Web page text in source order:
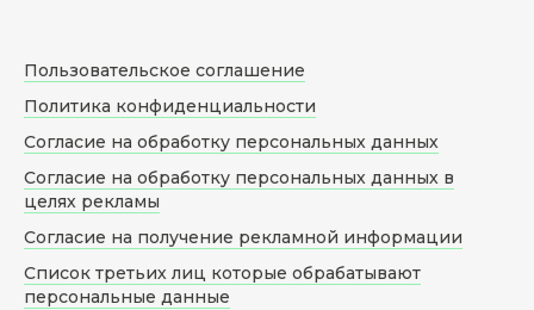
Пользовательское соглашение
Политика конфиденциальности
Согласие на обработку персональных данных
Согласие на обработку персональных данных в
целях рекламы
Согласие на получение рекламной информации
Список третьих лиц которые обрабатывают
персональные данные